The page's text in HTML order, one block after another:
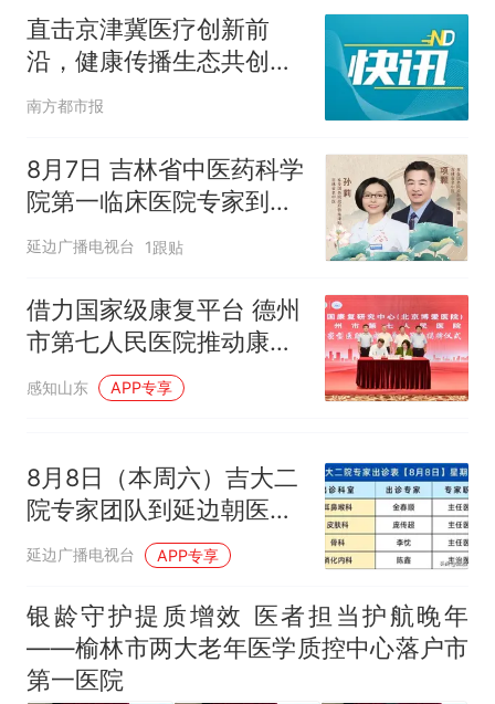
菌窝，原地守1天等它长大：挖
了140多朵
制裁瓜子饺子，美国怕什么？
美国渔民钓获鲨鱼徒手将其拽
来源：参考消息）
笔试第一被第二名传话劝弃考
官方通报
惊艳！字都飘起来了 博主在田
间创作“悬浮字” 网友：真·裸眼
号，仅凭视频评出？中国烹饪
协会回应
直击京津冀医疗创新前
沿，健康传播生态共创大
会14日开幕
南方都市报
8月7日 吉林省中医药科学
院第一临床医院专家到延
边朝医医院坐诊
延边广播电视台 1跟贴
借力国家级康复平台 德州
市第七人民医院推动康复
学科高质量跨越式发展
感知山东 APP专享
8月8日（本周六）吉大二
院专家团队到延边朝医出
诊
延边广播电视台 APP专享
银龄守护提质增效 医者担当护航晚年
——榆林市两大老年医学质控中心落户市
第一医院